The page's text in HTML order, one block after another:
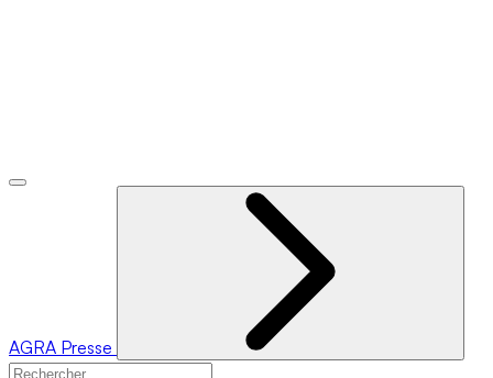
AGRA Presse